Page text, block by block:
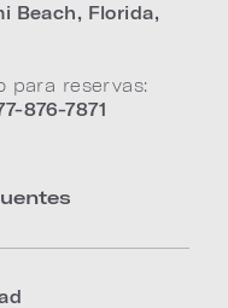
Beach, Florida,
para reservas:
876-7871